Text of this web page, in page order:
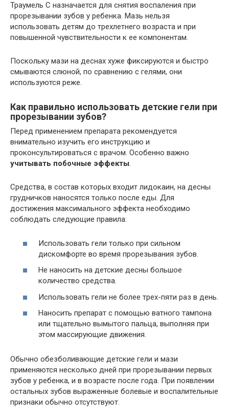
Траумель С назначается для снятия воспаления при
прорезывании зубов у ребенка. Мазь нельзя
использовать детям до трехлетнего возраста и при
повышенной чувствительности к ее компонентам.
Поскольку мази на деснах хуже фиксируются и быстро
смываются слюной, по сравнению с гелями, они
используются реже.
Как правильно использовать детские гели при
прорезывании зубов?
Перед применением препарата рекомендуется
внимательно изучить его инструкцию и
проконсультироваться с врачом. Особенно важно
учитывать побочные эффекты.
Средства, в состав которых входит лидокаин, на десны
грудничков наносятся только после еды. Для
достижения максимального эффекта необходимо
соблюдать следующие правила:
Использовать гели только при сильном
дискомфорте во время прорезывания зубов.
Не наносить на детские десны большое
количество средства.
Использовать гели не более трех-пяти раз в день.
Наносить препарат с помощью ватного тампона
или тщательно вымытого пальца, выполняя при
этом массирующие движения.
Обычно обезболивающие детские гели и мази
применяются несколько дней при прорезывании первых
зубов у ребенка, и в возрасте после года. При появлении
остальных зубов выраженные болевые и воспалительные
признаки обычно отсутствуют.